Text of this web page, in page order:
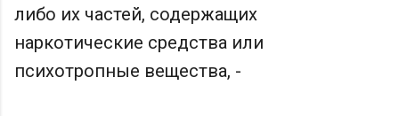
либо их частей, содержащих
наркотические средства или
психотропные вещества, -